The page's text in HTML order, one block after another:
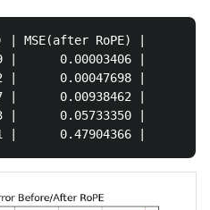
| MSE(after RoPE) |
|      0.00003406 |
|      0.00047698 |
|      0.00938462 |
|      0.05733350 |